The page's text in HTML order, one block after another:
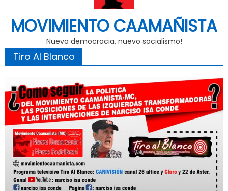
MOVIMIENTO CAAMAÑISTA
Nueva democracia, nuevo socialismo!
Tiro Al Blanco